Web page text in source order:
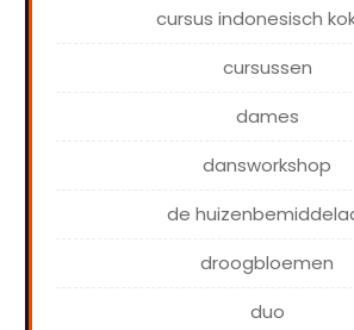
cursus indonesisch
cursussen
dames
dansworkshop
de
droogbloemen
duo